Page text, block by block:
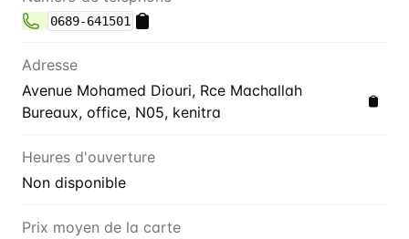
0689-641501
Adresse
Avenue Mohamed Diouri, Rce Machallah
Bureaux, office, N05, kenitra
Heures d'ouverture
Non disponible
Prix moyen de la carte